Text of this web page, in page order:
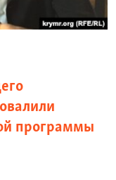
программы